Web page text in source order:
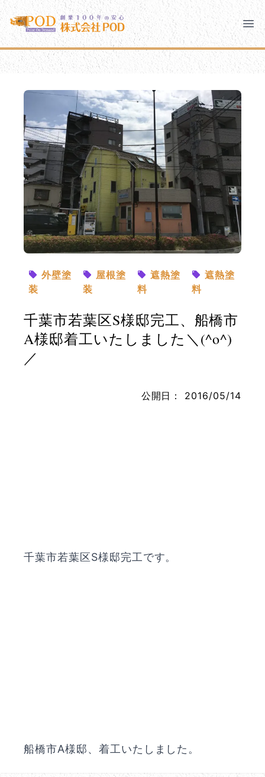
メインコンテンツにスキップ
株式会社ペイント・オン・デマンド
千葉の外壁塗装・屋根塗装なら創業100年の安心 ペイン
株式会社ペイント・オン・デマンド
モバイルメニュー
PODのまちづくり 安心の取り組み
よくあるご質問
PODについて
お問い合わせ
外壁塗
装
屋根塗
装
遮熱塗
料
遮熱塗
料
千葉市若葉区S様邸完工、船橋市
A様邸着工いたしました＼(^o^)
／
公開日： 2016/05/14
千葉市若葉区S様邸完工です。
船橋市A様邸、着工いたしました。